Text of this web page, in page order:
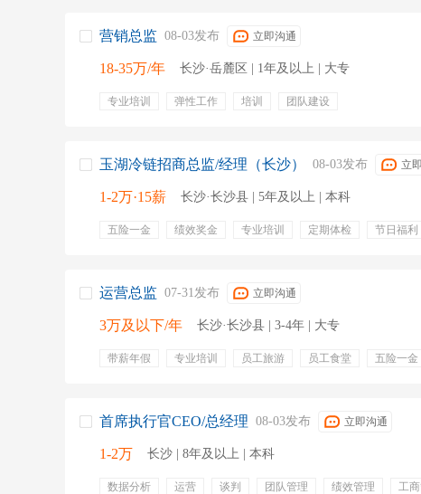
营销总监 08-03发布 立即沟通
18-35万/年 长沙·岳麓区 | 1年及以上 | 大专
专业培训 弹性工作 培训 团队建设
玉湖冷链招商总监/经理（长沙） 08-03发布 立
1-2万·15薪 长沙·长沙县 | 5年及以上 | 本科
五险一金 绩效奖金 专业培训 定期体检 节日福利
运营总监 07-31发布 立即沟通
3万及以下/年 长沙·长沙县 | 3-4年 | 大专
带薪年假 专业培训 员工旅游 员工食堂 五险一金
首席执行官CEO/总经理 08-03发布 立即沟通
1-2万 长沙 | 8年及以上 | 本科
数据分析 运营 谈判 团队管理 绩效管理 工